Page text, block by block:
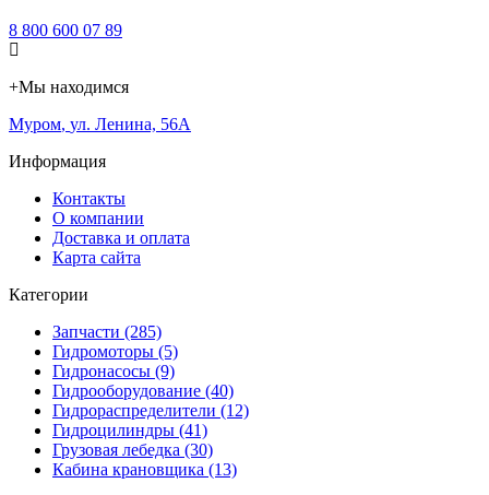
8 800 600 07 89
+Мы находимся
Муром, ул. Ленина, 56А
Информация
Контакты
О компании
Доставка и оплата
Карта сайта
Категории
Запчасти (285)
Гидромоторы (5)
Гидронасосы (9)
Гидрооборудование (40)
Гидрораспределители (12)
Гидроцилиндры (41)
Грузовая лебедка (30)
Кабина крановщика (13)